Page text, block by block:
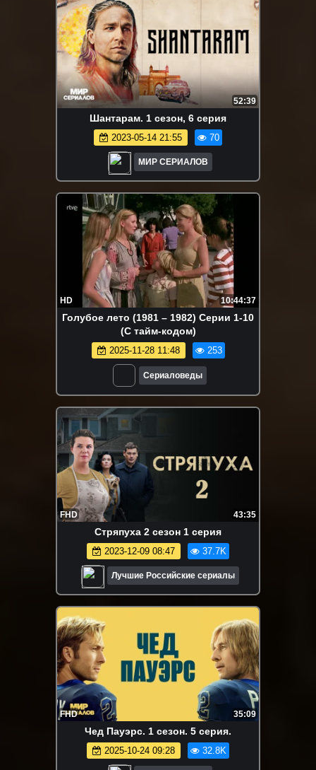
52:39
Шaнтapaм. 1 сезон, 6 серия
2023-05-14 21:55 70
МИР СЕРИАЛОВ
HD 10:44:37
Голубое лето (1981 – 1982) Серии 1-10
(С тайм-кодом)
2025-11-28 11:48 253
Сериаловеды
FHD 43:35
Cтряпухa 2 сезон 1 серия
2023-12-09 08:47 37.7K
Лучшие Российские сериалы
FHD 35:09
Чед Пауэрс. 1 сезон. 5 серия.
2025-10-24 09:28 32.8K